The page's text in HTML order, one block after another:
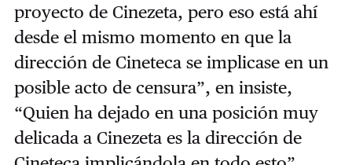
proyecto de Cinezeta, pero eso está ahí
desde el mismo momento en que la
dirección de Cineteca se implicase en un
posible acto de censura”, en insiste,
“Quien ha dejado en una posición muy
delicada a Cinezeta es la dirección de